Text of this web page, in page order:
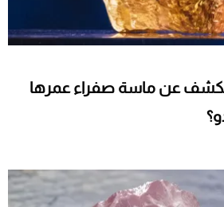
عن ماسة صفراء عمرها